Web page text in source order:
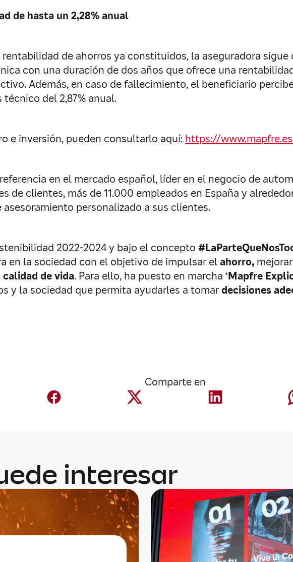
de hasta un 2,28% anual
de ahorros ya constituidos, la aseguradora
con una duración de dos años que ofrece una
Además, en caso de fallecimiento, el beneficiario
del 2,87% anual.
e inversión, pueden consultarlo aquí: https://
en el mercado español, líder en el negocio de
de clientes, más de 11.000 empleados en España y
personalizado a sus clientes.
2022-2024 y bajo el concepto
en la sociedad con el objetivo de impulsar elahorro,
calidad de vida. Para ello, ha puesto en marcha ‘Mapfre
y la sociedad que permita ayudarles a tomardecisiones
Comparte en
interesar